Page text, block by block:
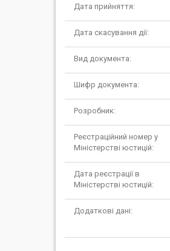
Дата прийняття:
Дата скасування дії:
Вид документа:
Шифр документа:
Розробник:
Реєстраційний номер у
Міністерстві юстицій:
Дата реєстрації в
Міністерстві юстицій:
Додаткові дані: